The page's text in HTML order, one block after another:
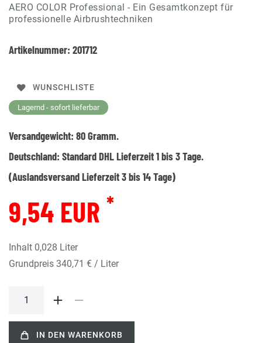
AERO COLOR Professional - Ein Gesamtkonzept für
professionelle Airbrushtechniken
Artikelnummer: 201712
WUNSCHLISTE
Lagernd - sofort lieferbar
Versandgewicht: 80Gramm.
Deutschland: Standard DHL Lieferzeit 1 bis 3 Tage.
(Auslandsversand Lieferzeit 3 bis 14 Tage)
9,54 EUR *
Inhalt 0,028 Liter
Grundpreis 340,71 € / Liter
IN DEN WARENKORB